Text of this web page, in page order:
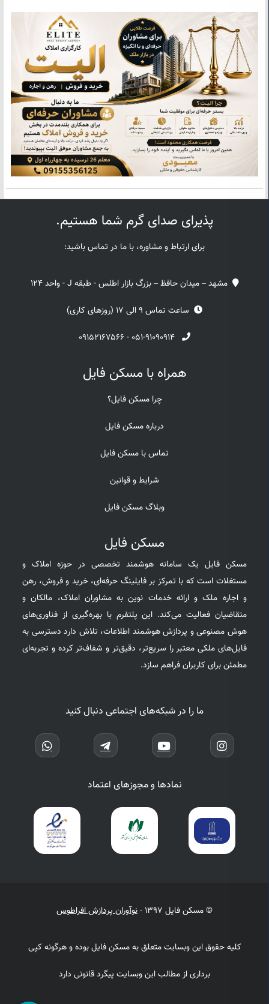
پذیرای صدای گرم شما هستیم.
برای ارتباط و مشاوره، با ما در تماس باشید:
مشهد – میدان حافظ – بزرگ بازار اطلس - طبقه J - واحد 124
ساعت تماس 9 الی 17 (روزهای کاری)
۰۵۱-۹۱۰۹۰۹۱۴ - ۰۹۱۵۲۱۶۷۵۶۶
همراه با مسکن فایل
چرا مسکن فایل؟
درباره مسکن فایل
تماس با مسکن فایل
شرایط و قوانین
وبلاگ مسکن فایل
مسکن فایل
مسکن فایل یک سامانه هوشمند تخصصی در حوزه املاک و
مستغلات است که با تمرکز بر فایلینگ حرفه‌ای، خرید و فروش، رهن
و اجاره ملک و ارائه خدمات نوین به مشاوران املاک، مالکان و
متقاضیان فعالیت می‌کند. این پلتفرم با بهره‌گیری از فناوری‌های
هوش مصنوعی و پردازش هوشمند اطلاعات، تلاش دارد دسترسی به
فایل‌های ملکی معتبر را سریع‌تر، دقیق‌تر و شفاف‌تر کرده و تجربه‌ای
مطمئن برای کاربران فراهم سازد.
ما را در شبکه‌های اجتماعی دنبال کنید
نمادها و مجوزهای اعتماد
© مسکن فایل 1397 - نوآوران پردازش افراطوس
کلیه حقوق این وبسایت متعلق به مسکن فایل بوده و هرگونه کپی
برداری از مطالب این وبسایت پیگرد قانونی دارد